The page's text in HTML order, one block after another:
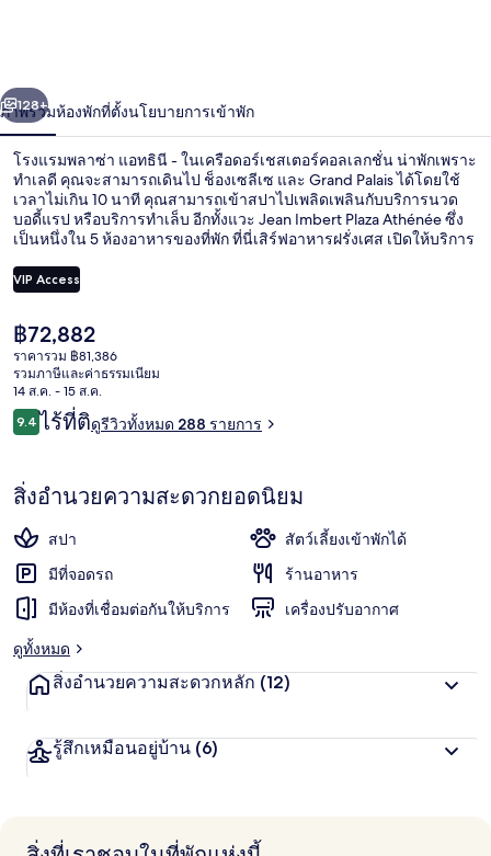
นี
ใน
เครือ
ด
อร์เชส
เต
อร์
เลก
ชั่น
า
ถัดไป
128+
ภาพรวมห้องพักที่ตั้งนโยบายการเข้าพัก
โรงแรมพลาซ่า แอทธินี - ในเครือดอร์เชสเตอร์คอลเลกชั่น น่าพักเพราะ
ทำเลดี คุณจะสามารถเดินไป ช็องเซลีเซ และ Grand Palais ได้โดยใช้
เวลาไม่เกิน 10 นาที คุณสามารถเข้าสปาไปเพลิดเพลินกับบริการนวด
บอดี้แรป หรือบริการทำเล็บ อีกทั้งแวะ Jean Imbert Plaza Athénée ซึ่ง
เป็นหนึ่งใน 5 ห้องอาหารของที่พัก ที่นี่เสิร์ฟอาหารฝรั่งเศส เปิดให้บริการ
ไฮไลท์เพิ่มเติมในวังสุดหรูแห่งนี้ ใกล้ขนส่งสาธารณะ: เดิน 5 นาทีถึง
สถานี Alma-Marceau และ 5 นาทีถึง สถานีรถไฟใต้ดินฟรังค์กลัง เด รู
VIP Access
ราคา
ปัจจุบัน
฿72,882
฿72,882
ราคารวม ฿81,386
รวมภาษีและค่าธรรมเนียม
14 ส.ค. - 15 ส.ค.
รีวิว
9.49.4 จาก 10
ไร้ที่ติดูรีวิวทั้งหมด 288 รายการ
สิ่งอำนวยความสะดวกยอดนิยม
สปา
สัตว์เลี้ยงเข้าพักได้
มีที่จอดรถ
ร้านอาหาร
มีห้องที่เชื่อมต่อกันให้บริการ
เครื่องปรับอากาศ
ดูทั้งหมด
สิ่งอำนวยความสะดวกหลัก (12)
รู้สึกเหมือนอยู่บ้าน (6)